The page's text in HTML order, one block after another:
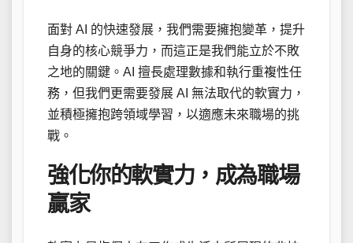
面對 AI 的快速發展，我們需要擁抱變革，提升
自身的核心競爭力，而這正是我們能立於不敗
之地的關鍵。AI 擅長處理數據和執行重複性任
務，但我們更需要發展 AI 無法取代的軟實力，
並積極擁抱跨領域學習，以適應未來職場的挑
戰。
強化你的軟實力，成為職場
贏家